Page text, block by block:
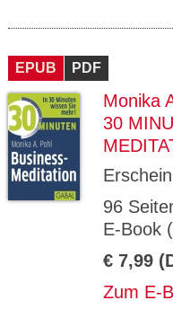
EPUB PDF
Monika
30
96
E-Book
€ 7,99
Zum E-